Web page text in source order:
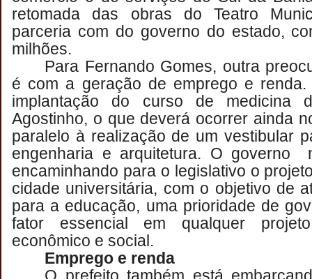
retomada das obras do Teatro
parceria com do governo do estado,
milhões.
Para Fernando Gomes, outra
é com a geração de emprego e
implantação do curso de medicina
Agostinho, o que deverá ocorrer ainda
paralelo à realização de um vestibular
engenharia e arquitetura. O governo
encaminhando para o legislativo o
cidade universitária, com o objetivo de
para a educação, uma prioridade de
fator essencial em qualquer
econômico e social.
Emprego e renda